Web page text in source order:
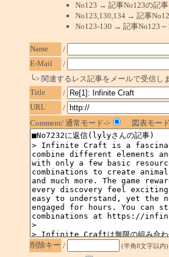
No123 → 記事No123の記事
No123,130,134 → 記事
No123-130 → 記事No123～
Name
/
E-Mail
/
└> 関連するレス記事をメールで受信し
Title
/
URL
/
Comment/ 通常モード->
図表モー
削除キー / (半角8文字以内)